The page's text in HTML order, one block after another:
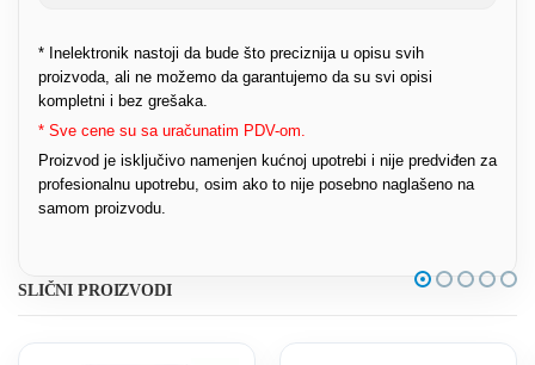
* Inelektronik nastoji da bude što preciznija u opisu svih
proizvoda, ali ne možemo da garantujemo da su svi opisi
kompletni i bez grešaka.
* Sve cene su sa uračunatim PDV-om.
Proizvod je isključivo namenjen kućnoj upotrebi i nije predviđen za
profesionalnu upotrebu, osim ako to nije posebno naglašeno na
samom proizvodu.
SLIČNI PROIZVODI